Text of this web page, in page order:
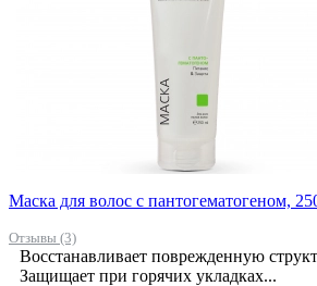
Маска для волос с пантогематогеном,
Отзывы (3)
Восстанавливает поврежденную
Защищает при горячих укладках...